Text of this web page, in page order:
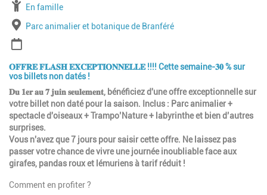
À partir de
En famille
Lieu
Parc animalier et botanique de Branféré
𝐎𝐅𝐅𝐑𝐄 𝐅𝐋𝐀𝐒𝐇 𝐄𝐗𝐂𝐄𝐏𝐓𝐈𝐎𝐍𝐍𝐄𝐋𝐋𝐄 !!!! Cette semaine-𝟑𝟎 % sur
vos billets non datés !
𝐃𝐮 𝟏𝐞𝐫 𝐚𝐮 𝟕 𝐣𝐮𝐢𝐧 𝐬𝐞𝐮𝐥𝐞𝐦𝐞𝐧𝐭, bénéficiez d'une offre exceptionnelle sur
votre billet non daté pour la saison. Inclus : Parc animalier +
spectacle d'oiseaux + Trampo’Nature + labyrinthe et bien d’autres
surprises.
Vous n'avez que 7 jours pour saisir cette offre. Ne laissez pas
passer votre chance de vivre une journée inoubliable face aux
girafes, pandas roux et lémuriens à tarif réduit !
Comment en profiter ?